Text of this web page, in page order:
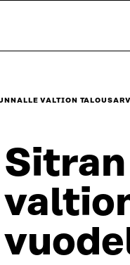
VALTION